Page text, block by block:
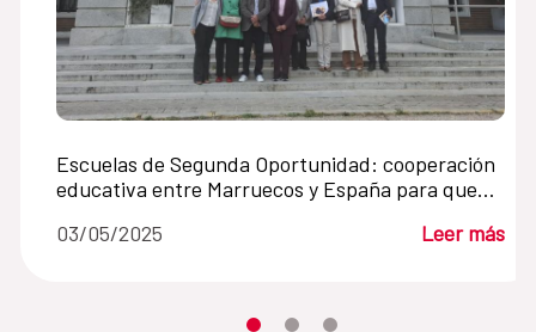
Escuelas de Segunda Oportunidad: cooperación
educativa entre Marruecos y España para que
03/05/2025 Leer más